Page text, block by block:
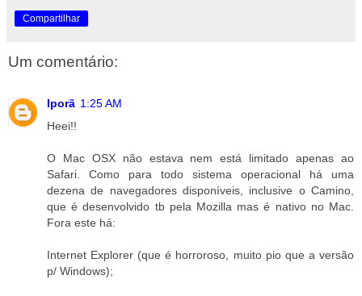
Compartilhar
Um comentário:
Iporã 1:25 AM
Heei!!
O Mac OSX não estava nem está limitado apenas ao
Safari. Como para todo sistema operacional há uma
dezena de navegadores disponíveis, inclusive o Camino,
que é desenvolvido tb pela Mozilla mas é nativo no Mac.
Fora este há:
Internet Explorer (que é horroroso, muito pio que a versão
p/ Windows);